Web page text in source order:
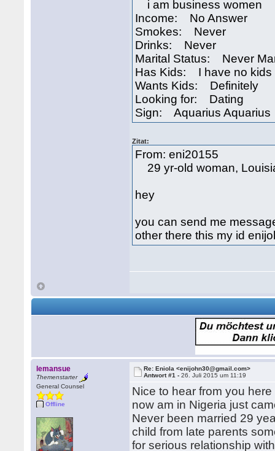
i am business women
Income: No Answer
Smokes: Never
Drinks: Never
Marital Status: Never
Has Kids: I have no kids
Wants Kids: Definitely
Looking for: Dating
Sign: Aquarius Aquarius
Zitat:
From: eni20155
29 yr-old woman,
hey
you can send me
other there this my id
lemansue
Themenstarter
General Counsel
Offline
Re: Eniola <enijohn30@gmail.com>
Antwort #1 -26. Juli 2015 um 11:19
Nice to hear from you
now am in Nigeria just
Never been married 29
child from late parents
for serious relationship